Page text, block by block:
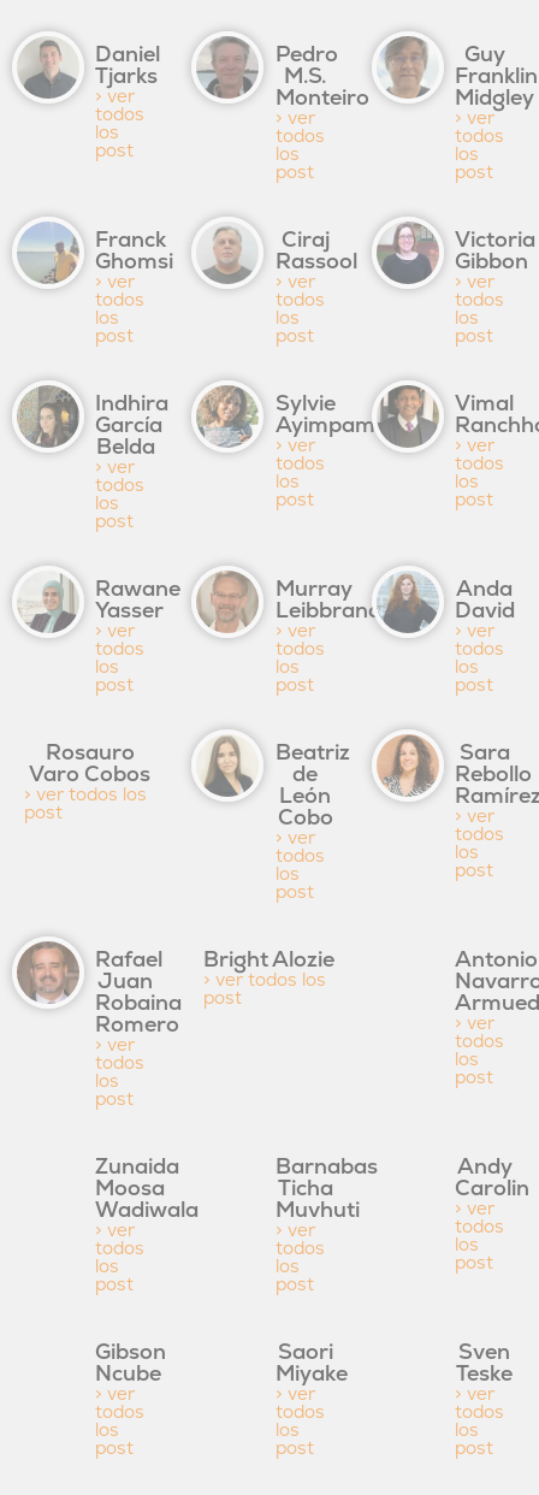
Daniel
Tjarks
> ver
todos
los
post
Pedro
M.S.
Monteiro
> ver
todos
los
post
Guy
Franklin
Midgley
> ver
todos
los
post
Franck
Ghomsi
> ver
todos
los
post
Ciraj
Rassool
> ver
todos
los
post
Victoria
Gibbon
> ver
todos
los
post
Indhira
García
Belda
> ver
todos
los
post
Sylvie
Ayimpam
> ver
todos
los
post
Vimal
> ver
todos
los
post
Rawane
Yasser
> ver
todos
los
post
Murray
Leibbrandt
> ver
todos
los
post
Anda
David
> ver
todos
los
post
Rosauro
Varo Cobos
> ver todos los
post
Beatriz
de
León
Cobo
> ver
todos
los
post
Sara
Rebollo
> ver
todos
los
post
Rafael
Juan
Robaina
Romero
> ver
todos
los
post
Bright Alozie
> ver todos los
post
Antonio
> ver
todos
los
post
Zunaida
Moosa
Wadiwala
> ver
todos
los
post
Barnabas
Ticha
Muvhuti
> ver
todos
los
post
Andy
Carolin
> ver
todos
los
post
Gibson
Ncube
> ver
todos
los
post
Saori
Miyake
> ver
todos
los
post
Sven
Teske
> ver
todos
los
post